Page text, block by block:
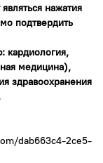
нажатия
подтвердить
кардиология,
медицина),
здравоохранения
dab663c4-2ce5-